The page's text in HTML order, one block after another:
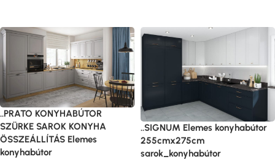
..PRATO KONYHABÚTOR
SZÜRKE SAROK KONYHA
ÖSSZEÁLLÍTÁS Elemes
konyhabútor
..SIGNUM Elemes konyhabútor
255cmx275cm
sarok_konyhabútor